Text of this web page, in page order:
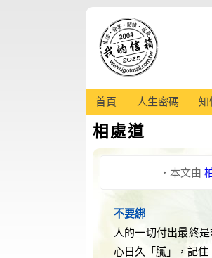
首頁 人生密碼 知
相處道
‧本文由
不要綁
人的一切付出最終
心日久「膩」，記住